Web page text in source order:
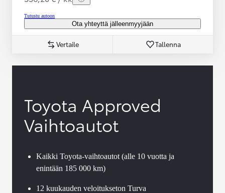
Tutustu autoon
Ota yhteyttä jälleenmyyjään
Vertaile Tallenna
Toyota Approved
Vaihtoautot
Kaikki Toyota-vaihtoautot (alle 10 vuotta ja
enintään 185 000 km)
12 kuukauden veloitukseton Turva